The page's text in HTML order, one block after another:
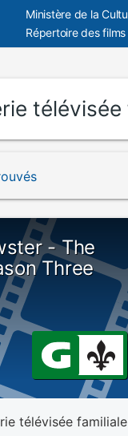
Ministère de la
Répertoire des
télévisée
- The
Three
télévisée familiale